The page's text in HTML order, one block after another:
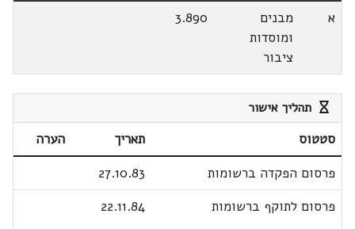
א
מבנים
ומוסדות
ציבור
3.890
תהליך אישור
סטטוס תאריך
הערה
פרסום הפקדה ברשומות
27.10.83
פרסום לתוקף ברשומות
22.11.84